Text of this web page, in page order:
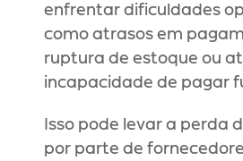
enfrentar dificuldades
como atrasos em
ruptura de estoque ou
incapacidade de pagar
Isso pode levar a perda
por parte de